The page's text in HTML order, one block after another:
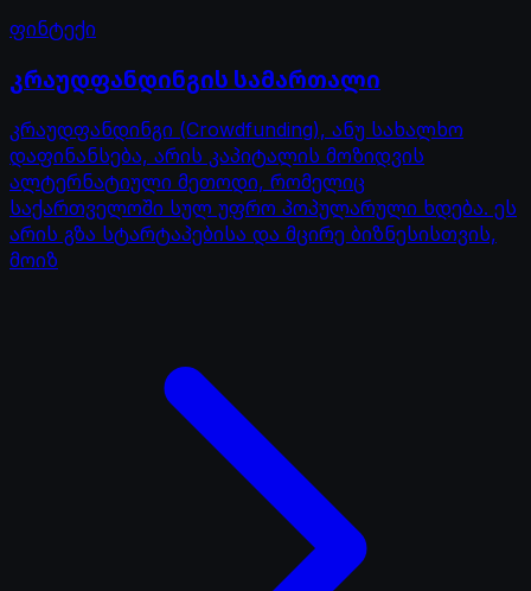
ფინტექი
კრაუდფანდინგის სამართალი
კრაუდფანდინგი (Crowdfunding), ანუ სახალხო
დაფინანსება, არის კაპიტალის მოზიდვის
ალტერნატიული მეთოდი, რომელიც
საქართველოში სულ უფრო პოპულარული ხდება. ეს
არის გზა სტარტაპებისა და მცირე ბიზნესისთვის,
მოიზ